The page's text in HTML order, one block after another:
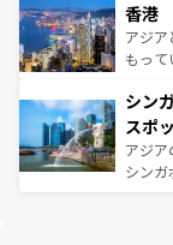
とつ。
ひ現
が旅行
参照し
の活気
帯で
いビー
激する
が待
た文
香港
アジ
もって
み、ど
てお
うな
シン
スポ
アジ
シンガ